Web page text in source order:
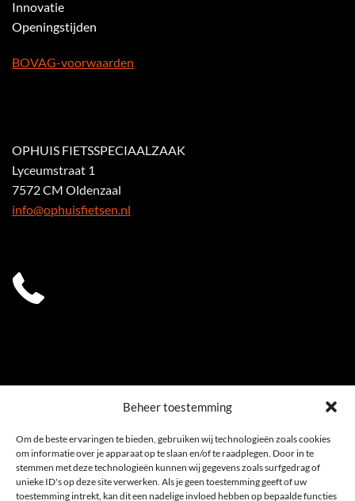
Beheer toestemming
Om de beste ervaringen te bieden, gebruiken wij technologieën zoals cookies
om informatie over je apparaat op te slaan en/of te raadplegen. Door in te
stemmen met deze technologieën kunnen wij gegevens zoals surfgedrag of
unieke ID's op deze site verwerken. Als je geen toestemming geeft of uw
toestemming intrekt, kan dit een nadelige invloed hebben op bepaalde functies
Innovatie
Openingstijden
BOVAG-voorwaarden
OPHUIS FIETSSPECIAALZAAK
Lyceumstraat 1
7572 CM Oldenzaal
info@ophuisfietsen.nl
0541 539 353